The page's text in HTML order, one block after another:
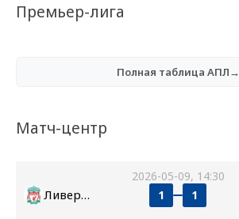
Премьер-лига
Полная таблица АПЛ→
Матч-центр
2026-05-09, 14:30
Ливерпуль 1 1